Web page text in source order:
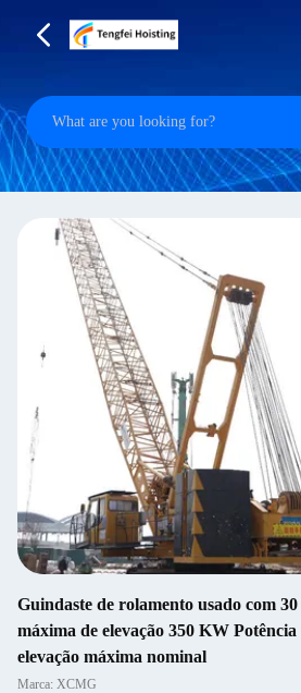
Guindaste de rolamento usado com
máxima de elevação 350 KW
elevação máxima nominal
Marca: XCMG